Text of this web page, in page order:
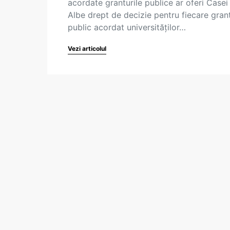
acordate granturile publice ar oferi Casei
Albe drept de decizie pentru fiecare
public acordat universităților…
Vezi articolul